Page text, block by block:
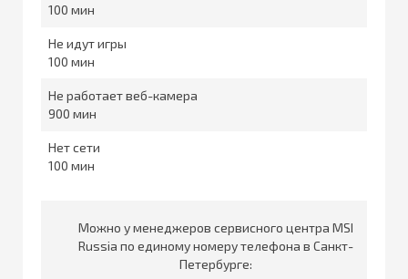
100
Не идут игры
100
Не работает веб-камера
900
Нет сети
100
Можно у менеджеров сервисного центра MSI
Russia по единому номеру телефона в Санкт-
Петербурге: